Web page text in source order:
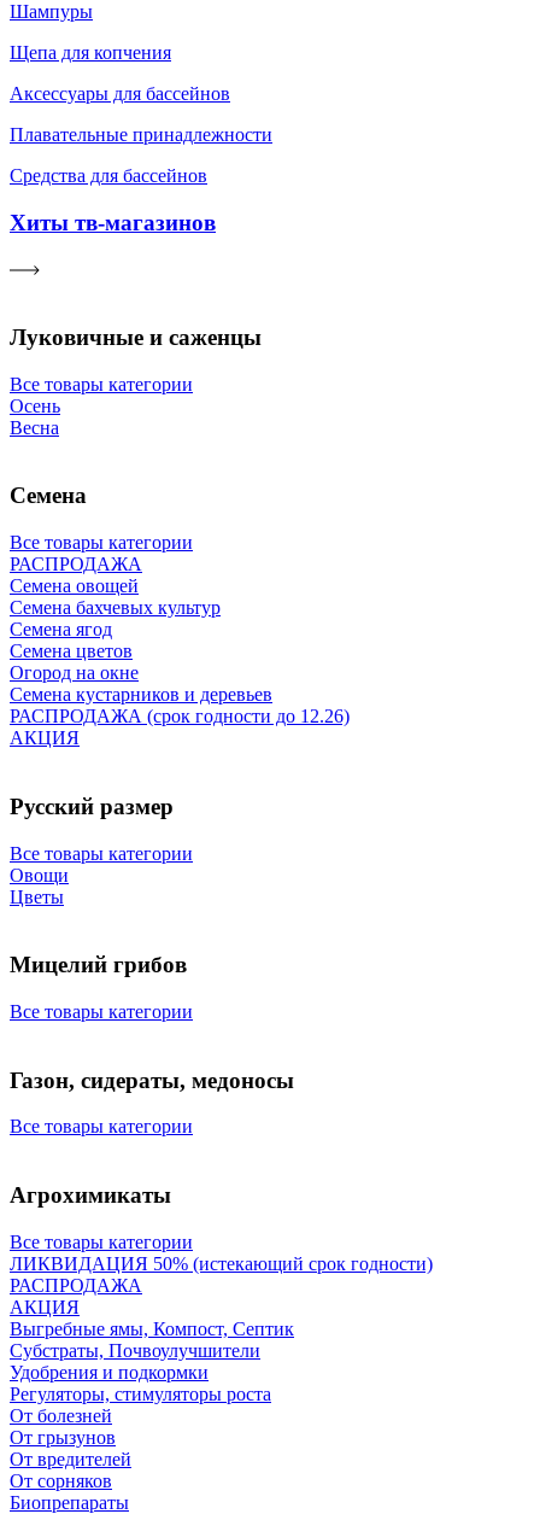
Шампуры
Щепа для копчения
Аксессуары для бассейнов
Плавательные принадлежности
Средства для бассейнов
Хиты тв-магазинов
Луковичные и саженцы
Все товары категории
Осень
Весна
Семена
Все товары категории
РАСПРОДАЖА
Семена овощей
Семена бахчевых культур
Семена ягод
Семена цветов
Огород на окне
Семена кустарников и деревьев
РАСПРОДАЖА (срок годности до 12.26)
АКЦИЯ
Русский размер
Все товары категории
Овощи
Цветы
Мицелий грибов
Все товары категории
Газон, сидераты, медоносы
Все товары категории
Агрохимикаты
Все товары категории
ЛИКВИДАЦИЯ 50% (истекающий срок годности)
РАСПРОДАЖА
АКЦИЯ
Выгребные ямы, Компост, Септик
Субстраты, Почвоулучшители
Удобрения и подкормки
Регуляторы, стимуляторы роста
От болезней
От грызунов
От вредителей
От сорняков
Биопрепараты